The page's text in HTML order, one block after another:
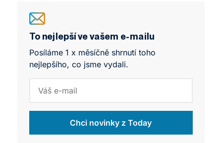
University dlouhodobě zdůrazňuje: „Smartness“
města není věcí senzorů a algoritmů — je to věc
hodnot, vzdělání a lidského potenciálu.
To nejlepší ve vašem e-mailu
Posíláme 1 x měsíčně shrnutí toho
nejlepšího, co jsme vydali.
Chci novinky z Today